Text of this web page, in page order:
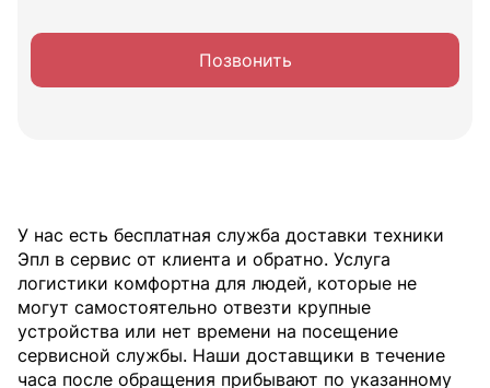
Позвонить
У нас есть бесплатная служба доставки техники
Эпл в сервис от клиента и обратно. Услуга
логистики комфортна для людей, которые не
могут самостоятельно отвезти крупные
устройства или нет времени на посещение
сервисной службы. Наши доставщики в течение
часа после обращения прибывают по указанному